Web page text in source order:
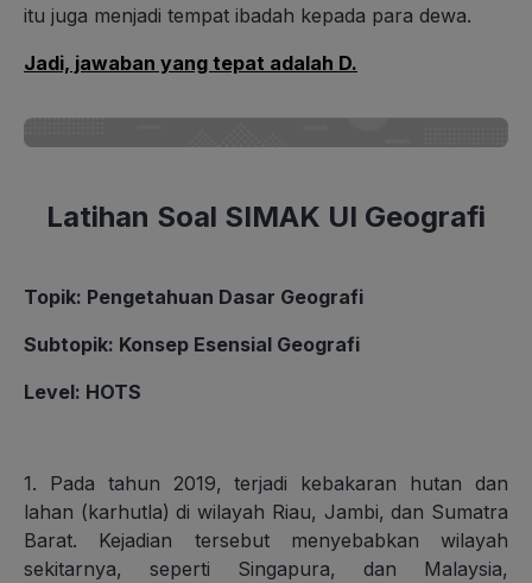
itu juga menjadi tempat ibadah kepada para dewa.
Jadi, jawaban yang tepat adalah D.
Latihan Soal SIMAK UI Geografi
Topik: Pengetahuan Dasar Geografi
Subtopik: Konsep Esensial Geografi
Level: HOTS
1. Pada tahun 2019, terjadi kebakaran hutan dan
lahan (karhutla) di wilayah Riau, Jambi, dan Sumatra
Barat. Kejadian tersebut menyebabkan wilayah
sekitarnya, seperti Singapura, dan Malaysia,